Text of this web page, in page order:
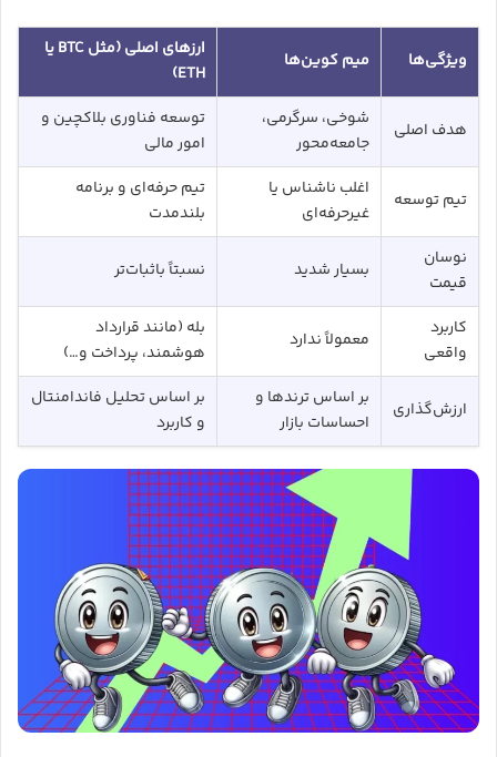
ویژگی‌ها میم کوین‌ها
ارزهای اصلی (مثل BTC یا
ETH)
هدف اصلی
شوخی، سرگرمی،
جامعه‌محور
توسعه فناوری بلاکچین و
امور مالی
تیم توسعه
اغلب ناشناس یا
غیرحرفه‌ای
تیم حرفه‌ای و برنامه
بلندمدت
نوسان
قیمت
بسیار شدید نسبتاً باثبات‌تر
کاربرد
واقعی
معمولاً ندارد
بله (مانند قرارداد
هوشمند، پرداخت و…)
ارزش‌گذاری
بر اساس ترندها و
احساسات بازار
بر اساس تحلیل فاندامنتال
و کاربرد